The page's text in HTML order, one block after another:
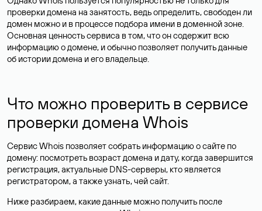
проверки домена на занятость, ведь определить, свободен ли
домен можно и в процессе подбора имени в доменной зоне.
Основная ценность сервиса в том, что он содержит всю
информацию о домене, и обычно позволяет получить данные
об истории домена и его владельце.
Что можно проверить в сервисе
проверки домена Whois
Сервис Whois позволяет собрать информацию о сайте по
домену: посмотреть возраст домена и дату, когда завершится
регистрация, актуальные DNS-серверы, кто является
регистратором, а также узнать, чей сайт.
Ниже разбираем, какие данные можно получить после